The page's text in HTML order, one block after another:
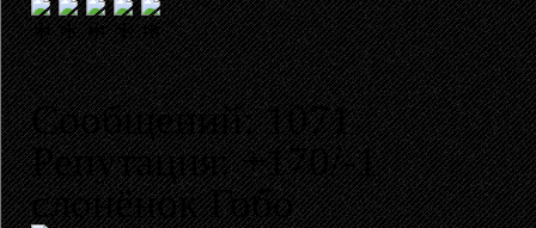
Сообщений: 1071
Репутация: +170/-1
слонёнок Гобо